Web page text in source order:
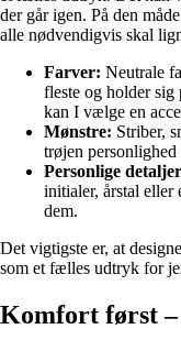
der går igen. På den
alle nødvendigvis skal
Farver: Neutrale
fleste og holder
kan I vælge en
Mønstre: Striber,
trøjen
Personlige
initialer, årstal
dem.
Det vigtigste er, at
som et fælles udtryk for
Komfort først